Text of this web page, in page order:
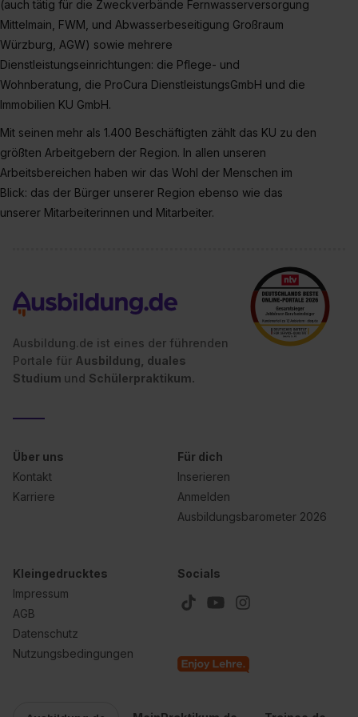
Datenschutzerklärung unter dem Punkt „Datenschutz-
Einstellungen“ widerrufen. Weitere Informationen zu den
einzelnen Cookies findest du durch Klick auf „Details
zeigen“. Weitere Informationen:
Datenschutzerklärung
(auch tätig für die Zweckverbände Fernwasserversorgung
Mittelmain, FWM, und Abwasserbeseitigung Großraum
Würzburg, AGW) sowie mehrere
Dienstleistungseinrichtungen: die Pflege- und
Wohnberatung, die ProCura DienstleistungsGmbH und die
Immobilien KU GmbH.
Mit seinen mehr als 1.400 Beschäftigten zählt das KU zu den
größten Arbeitgebern der Region. In allen unseren
Arbeitsbereichen haben wir das Wohl der Menschen im
Blick: das der Bürger unserer Region ebenso wie das
unserer Mitarbeiterinnen und Mitarbeiter.
Ausbildung.de ist eines der führenden
Portale für Ausbildung, duales
Studium und Schülerpraktikum.
Über uns
Kontakt
Karriere
Für dich
Inserieren
Anmelden
Ausbildungsbarometer 2026
Kleingedrucktes
Impressum
AGB
Datenschutz
Nutzungsbedingungen
Socials